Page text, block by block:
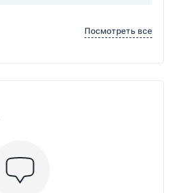
Посмотреть все